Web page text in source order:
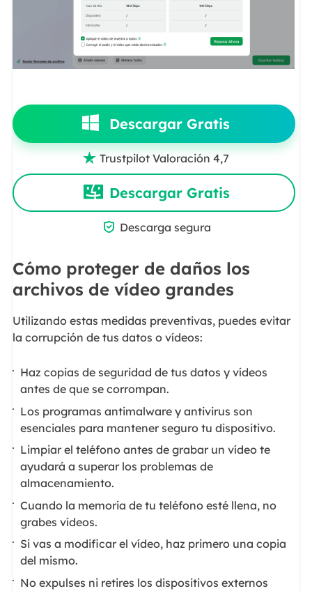
Descargar Gratis
 Trustpilot Valoración 4,7
Descargar Gratis
 Descarga segura
Cómo proteger de daños los
archivos de vídeo grandes
Utilizando estas medidas preventivas, puedes evitar
la corrupción de tus datos o vídeos:
Haz copias de seguridad de tus datos y vídeos
antes de que se corrompan.
Los programas antimalware y antivirus son
esenciales para mantener seguro tu dispositivo.
Limpiar el teléfono antes de grabar un vídeo te
ayudará a superar los problemas de
almacenamiento.
Cuando la memoria de tu teléfono esté llena, no
grabes vídeos.
Si vas a modificar el vídeo, haz primero una copia
del mismo.
No expulses ni retires los dispositivos externos